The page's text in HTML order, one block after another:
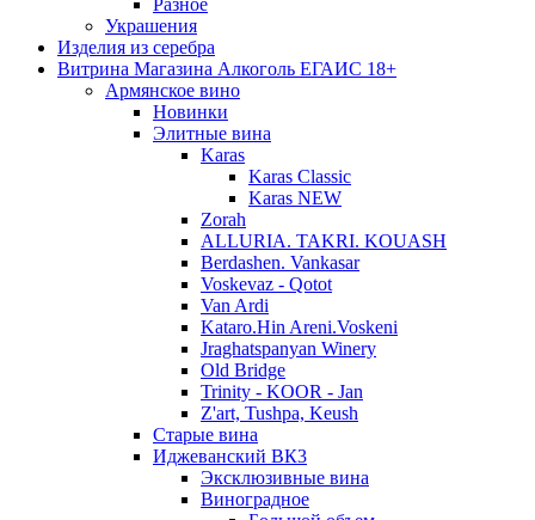
Разное
Украшения
Изделия из серебра
Витрина Магазина Алкоголь ЕГАИС 18+
Армянское вино
Новинки
Элитные вина
Karas
Karas Classic
Karas NEW
Zorah
ALLURIA. TAKRI. KOUASH
Berdashen. Vankasar
Voskevaz - Qotot
Van Ardi
Kataro.Hin Areni.Voskeni
Jraghatspanyan Winery
Old Bridge
Trinity - KOOR - Jan
Z'art, Tushpa, Keush
Старые вина
Иджеванский ВК3
Эксклюзивные вина
Виноградное